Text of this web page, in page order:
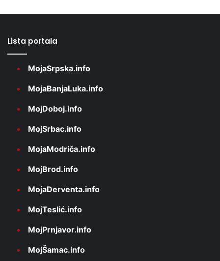
Lista portala
MojaSrpska.info
MojaBanjaLuka.info
MojDoboj.info
MojSrbac.info
MojaModriča.info
MojBrod.info
MojaDerventa.info
MojTeslić.info
MojPrnjavor.info
MojŠamac.info